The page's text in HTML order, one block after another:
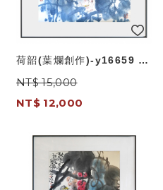
荷韶(葉爛創作)-y16659 畫
作系列-國畫
NT$ 15,000
NT$ 12,000